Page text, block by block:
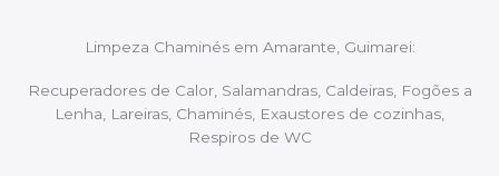
Limpeza Chaminés em Amarante, Guimarei:
Recuperadores de Calor, Salamandras, Caldeiras, Fogões a
Lenha, Lareiras, Chaminés, Exaustores de cozinhas,
Respiros de WC